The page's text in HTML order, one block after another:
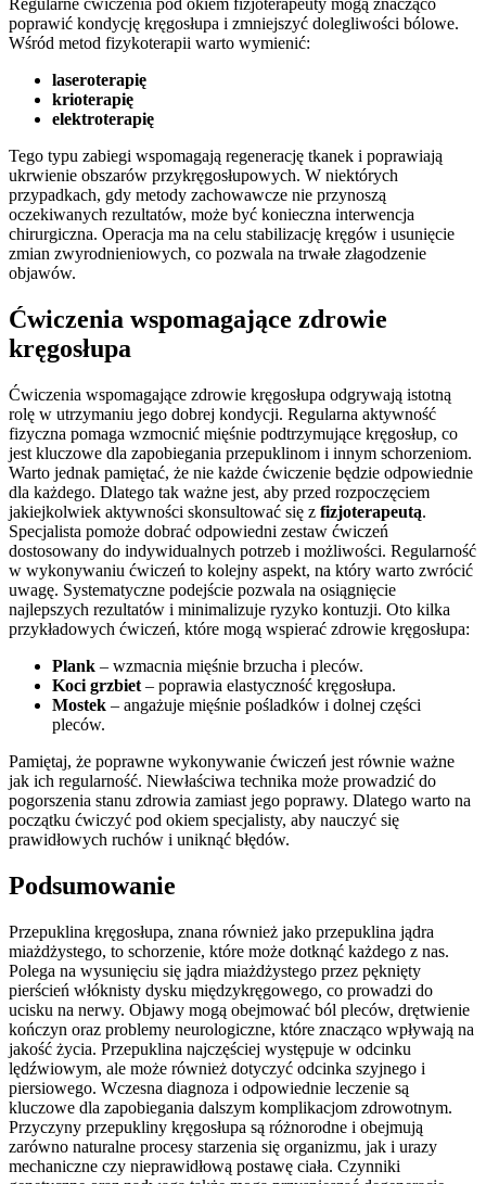
poprawić kondycję kręgosłupa i zmniejszyć dolegliwości bólowe.
Wśród metod fizykoterapii warto wymienić:
laseroterapię
krioterapię
elektroterapię
Tego typu zabiegi wspomagają regenerację tkanek i poprawiają
ukrwienie obszarów przykręgosłupowych. W niektórych
przypadkach, gdy metody zachowawcze nie przynoszą
oczekiwanych rezultatów, może być konieczna interwencja
chirurgiczna. Operacja ma na celu stabilizację kręgów i usunięcie
zmian zwyrodnieniowych, co pozwala na trwałe złagodzenie
objawów.
Ćwiczenia wspomagające zdrowie
kręgosłupa
Ćwiczenia wspomagające zdrowie kręgosłupa odgrywają istotną
rolę w utrzymaniu jego dobrej kondycji. Regularna aktywność
fizyczna pomaga wzmocnić mięśnie podtrzymujące kręgosłup, co
jest kluczowe dla zapobiegania przepuklinom i innym schorzeniom.
Warto jednak pamiętać, że nie każde ćwiczenie będzie odpowiednie
dla każdego. Dlatego tak ważne jest, aby przed rozpoczęciem
jakiejkolwiek aktywności skonsultować się z fizjoterapeutą.
Specjalista pomoże dobrać odpowiedni zestaw ćwiczeń
dostosowany do indywidualnych potrzeb i możliwości. Regularność
w wykonywaniu ćwiczeń to kolejny aspekt, na który warto zwrócić
uwagę. Systematyczne podejście pozwala na osiągnięcie
najlepszych rezultatów i minimalizuje ryzyko kontuzji. Oto kilka
przykładowych ćwiczeń, które mogą wspierać zdrowie kręgosłupa:
Plank – wzmacnia mięśnie brzucha i pleców.
Koci grzbiet – poprawia elastyczność kręgosłupa.
Mostek – angażuje mięśnie pośladków i dolnej części
pleców.
Pamiętaj, że poprawne wykonywanie ćwiczeń jest równie ważne
jak ich regularność. Niewłaściwa technika może prowadzić do
pogorszenia stanu zdrowia zamiast jego poprawy. Dlatego warto na
początku ćwiczyć pod okiem specjalisty, aby nauczyć się
prawidłowych ruchów i uniknąć błędów.
Podsumowanie
Przepuklina kręgosłupa, znana również jako przepuklina jądra
miażdżystego, to schorzenie, które może dotknąć każdego z nas.
Polega na wysunięciu się jądra miażdżystego przez pęknięty
pierścień włóknisty dysku międzykręgowego, co prowadzi do
ucisku na nerwy. Objawy mogą obejmować ból pleców, drętwienie
kończyn oraz problemy neurologiczne, które znacząco wpływają na
jakość życia. Przepuklina najczęściej występuje w odcinku
lędźwiowym, ale może również dotyczyć odcinka szyjnego i
piersiowego. Wczesna diagnoza i odpowiednie leczenie są
kluczowe dla zapobiegania dalszym komplikacjom zdrowotnym.
Przyczyny przepukliny kręgosłupa są różnorodne i obejmują
zarówno naturalne procesy starzenia się organizmu, jak i urazy
mechaniczne czy nieprawidłową postawę ciała. Czynniki